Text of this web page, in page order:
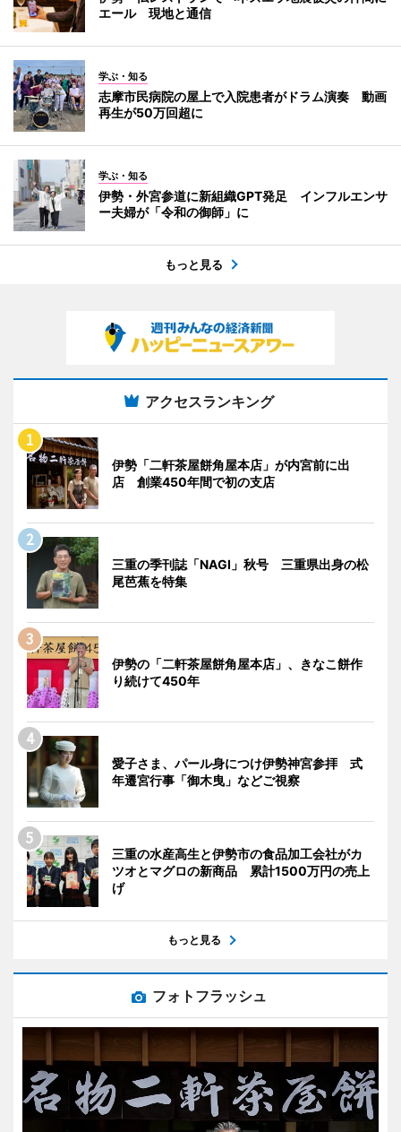
エール 現地と通信
学ぶ・知る
志摩市民病院の屋上で入院患者がドラム演奏 動画
再生が50万回超に
学ぶ・知る
伊勢・外宮参道に新組織GPT発足 インフルエンサ
ー夫婦が「令和の御師」に
もっと見る
アクセスランキング
伊勢「二軒茶屋餅角屋本店」が内宮前に出
店 創業450年間で初の支店
三重の季刊誌「NAGI」秋号 三重県出身の松
尾芭蕉を特集
伊勢の「二軒茶屋餅角屋本店」、きなこ餅作
り続けて450年
愛子さま、パール身につけ伊勢神宮参拝 式
年遷宮行事「御木曳」などご視察
三重の水産高生と伊勢市の食品加工会社がカ
ツオとマグロの新商品 累計1500万円の売上
げ
もっと見る
フォトフラッシュ